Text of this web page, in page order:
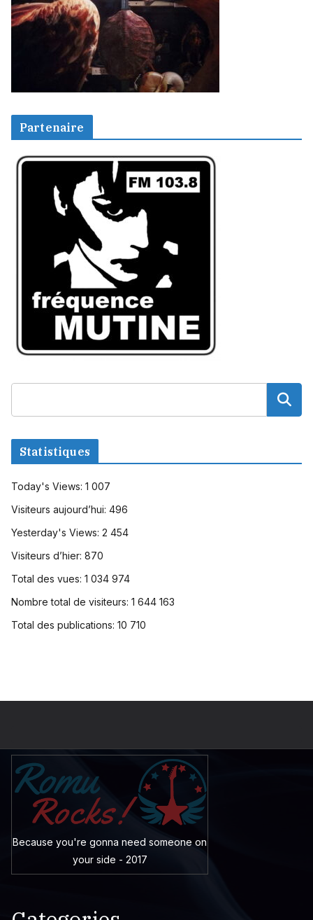
Partenaire
Statistiques
Today's Views: 1 007
Visiteurs aujourd’hui: 496
Yesterday's Views: 2 454
Visiteurs d’hier: 870
Total des vues: 1 034 974
Nombre total de visiteurs: 1 644 163
Total des publications: 10 710
Because you're gonna need someone on
your side - 2017